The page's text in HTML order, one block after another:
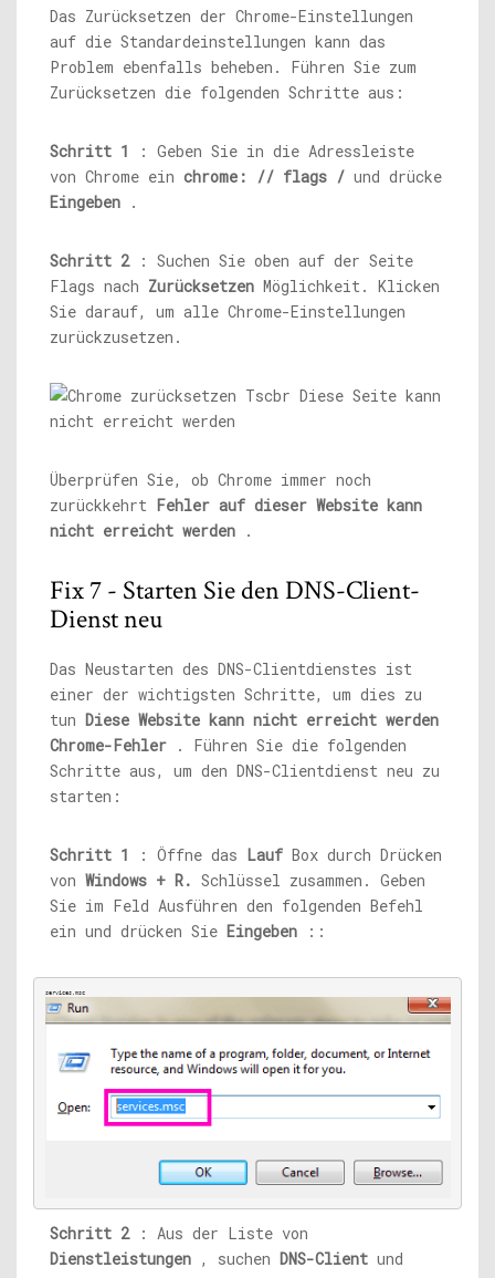
Das Zurücksetzen der Chrome-Einstellungen
auf die Standardeinstellungen kann das
Problem ebenfalls beheben. Führen Sie zum
Zurücksetzen die folgenden Schritte aus:
Schritt 1
: Geben Sie in die Adressleiste
von Chrome ein chrome: // flags / und drücke
Eingeben .
Schritt 2: Suchen Sie oben auf der Seite
Flags nach Zurücksetzen Möglichkeit. Klicken
Sie darauf, um alle Chrome-Einstellungen
zurückzusetzen.
Überprüfen Sie, ob Chrome immer noch
zurückkehrt Fehler auf dieser Website kann
nicht erreicht werden .
Fix 7 - Starten Sie den DNS-Client-
Dienst neu
Das Neustarten des DNS-Clientdienstes ist
einer der wichtigsten Schritte, um dies zu
tun Diese Website kann nicht erreicht werden
Chrome-Fehler . Führen Sie die folgenden
Schritte aus, um den DNS-Clientdienst neu zu
starten:
Schritt 1 : Öffne das Lauf Box durch Drücken
von Windows + R. Schlüssel zusammen. Geben
Sie im Feld Ausführen den folgenden Befehl
ein und drücken Sie Eingeben ::
services.msc
Schritt 2: Aus der Liste von
Dienstleistungen , suchen DNS-Client und